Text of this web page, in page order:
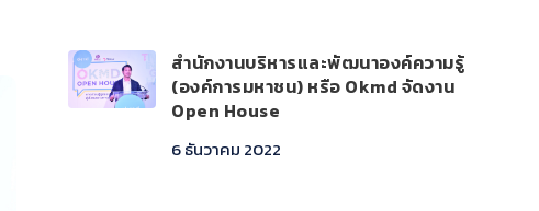
สำนักงานบริหารและพัฒนาองค์ความรู้
(องค์การมหาชน) หรือ Okmd จัดงาน
Open House
6 ธันวาคม 2022